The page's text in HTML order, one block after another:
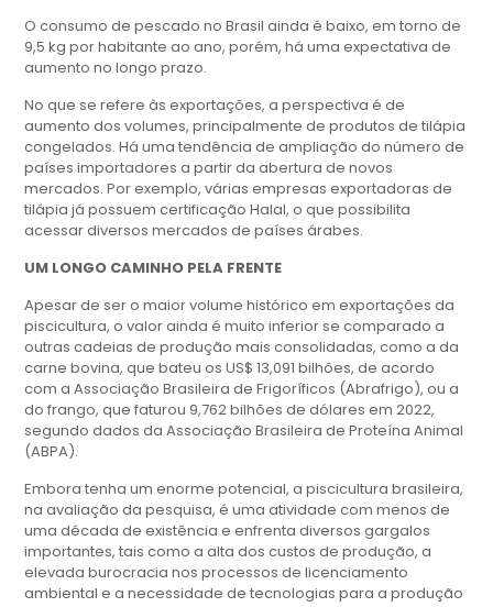
O consumo de pescado no Brasil ainda é baixo, em torno de
9,5 kg por habitante ao ano, porém, há uma expectativa de
aumento no longo prazo.
No que se refere às exportações, a perspectiva é de
aumento dos volumes, principalmente de produtos de tilápia
congelados. Há uma tendência de ampliação do número de
países importadores a partir da abertura de novos
mercados. Por exemplo, várias empresas exportadoras de
tilápia já possuem certificação Halal, o que possibilita
acessar diversos mercados de países árabes.
UM LONGO CAMINHO PELA FRENTE
Apesar de ser o maior volume histórico em exportações da
piscicultura, o valor ainda é muito inferior se comparado a
outras cadeias de produção mais consolidadas, como a da
carne bovina, que bateu os US$ 13,091 bilhões, de acordo
com a Associação Brasileira de Frigoríficos (Abrafrigo), ou a
do frango, que faturou 9,762 bilhões de dólares em 2022,
segundo dados da Associação Brasileira de Proteína Animal
(ABPA).
Embora tenha um enorme potencial, a piscicultura brasileira,
na avaliação da pesquisa, é uma atividade com menos de
uma década de existência e enfrenta diversos gargalos
importantes, tais como a alta dos custos de produção, a
elevada burocracia nos processos de licenciamento
ambiental e a necessidade de tecnologias para a produção